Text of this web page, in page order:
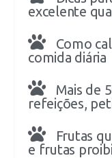
excelente
Como
comida diária
Mais de
refeições,
Frutas
e frutas